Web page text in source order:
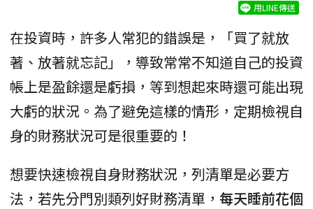
用LINE傳送
在投資時，許多人常犯的錯誤是，「買了就放
著、放著就忘記」，導致常常不知道自己的投資
帳上是盈餘還是虧損，等到想起來時還可能出現
大虧的狀況。為了避免這樣的情形，定期檢視自
身的財務狀況可是很重要的！
想要快速檢視自身財務狀況，列清單是必要方
法，若先分門別類列好財務清單， 每天睡前花個